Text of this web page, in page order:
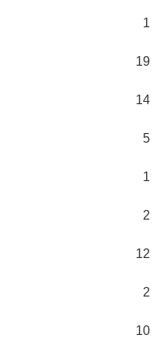
1
19
14
5
1
2
12
2
10